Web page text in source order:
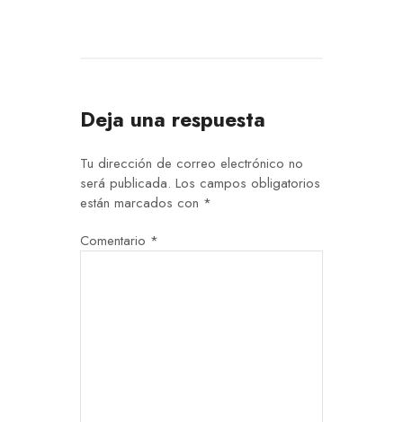
Deja una respuesta
Tu dirección de correo electrónico no
será publicada. Los campos obligatorios
están marcados con *
Comentario *